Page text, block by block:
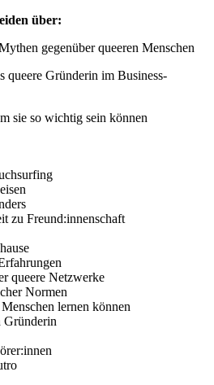
über:
gegenüber queeren Menschen
queere Gründerin im Business-
sie so wichtig sein können
zu Freund:innenschaft
queere Netzwerke
Normen
lernen können
Gründerin